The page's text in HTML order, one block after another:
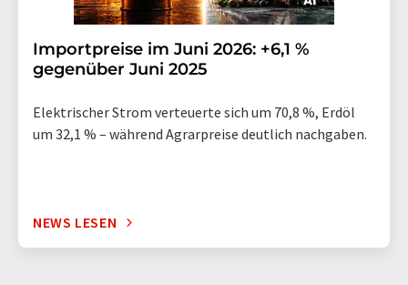
Importpreise im Juni 2026: +6,1 %
gegenüber Juni 2025
Elektrischer Strom verteuerte sich um 70,8 %, Erdöl
um 32,1 % – während Agrarpreise deutlich nachgaben.
NEWS LESEN